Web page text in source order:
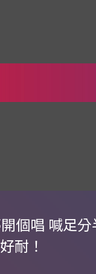
個唱 喊足
耐！